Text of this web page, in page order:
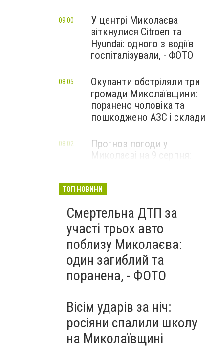
У центрі Миколаєва
зіткнулися Citroen та
Hyundai: одного з водіїв
госпіталізували, - ФОТО
09:00
Окупанти обстріляли три
громади Миколаївщини:
поранено чоловіка та
пошкоджено АЗС і склади
08:05
Прогноз погоди у
Миколаєві на 9 серпня:
08:02
ТОП НОВИНИ
Смертельна ДТП за
участі трьох авто
поблизу Миколаєва:
один загиблий та
поранена, - ФОТО
Вісім ударів за ніч:
росіяни спалили школу
на Миколаївщині